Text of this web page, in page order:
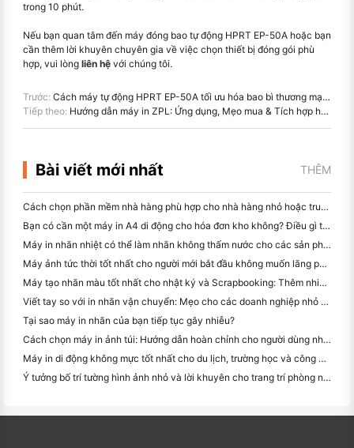
trong 10 phút.
Nếu bạn quan tâm đến máy đóng bao tự động HPRT EP-50A hoặc bạn
cần thêm lời khuyên chuyên gia về việc chọn thiết bị đóng gói phù
hợp, vui lòng liên hệ với chúng tôi.
Trước: Cách máy tự động HPRT EP-50A tối ưu hóa bao bì thương mại điện tử
Tiếp theo: Hướng dẫn máy in ZPL: Ứng dụng, Mẹo mua & Tích hợp hệ thống
Bài viết mới nhất THÊM
Cách chọn phần mềm nhà hàng phù hợp cho nhà hàng nhỏ hoặc trung bình của bạn
Bạn có cần một máy in A4 di động cho hóa đơn kho không? Điều gì thực sự hoạt động
Máy in nhãn nhiệt có thể làm nhãn không thấm nước cho các sản phẩm doanh nghiệp nhỏ không?
Máy ảnh tức thời tốt nhất cho người mới bắt đầu không muốn lãng phí giấy
Máy tạo nhãn màu tốt nhất cho nhật ký và Scrapbooking: Thêm nhiều màu sắc vào mỗi trang
Viết tay so với in nhãn vận chuyển: Mẹo cho các doanh nghiệp nhỏ vào năm 2026
Tại sao máy in nhãn của bạn tiếp tục gây nhiễu?
Cách chọn máy in ảnh túi: Hướng dẫn hoàn chỉnh cho người dùng nhật ký, du lịch và iPhone
Máy in di động không mực tốt nhất cho du lịch, trường học và công việc di động: Hanin MT620 Pro Review
Ý tưởng bố trí tường hình ảnh nhỏ và lời khuyên cho trang trí phòng ngủ và ký túc xá